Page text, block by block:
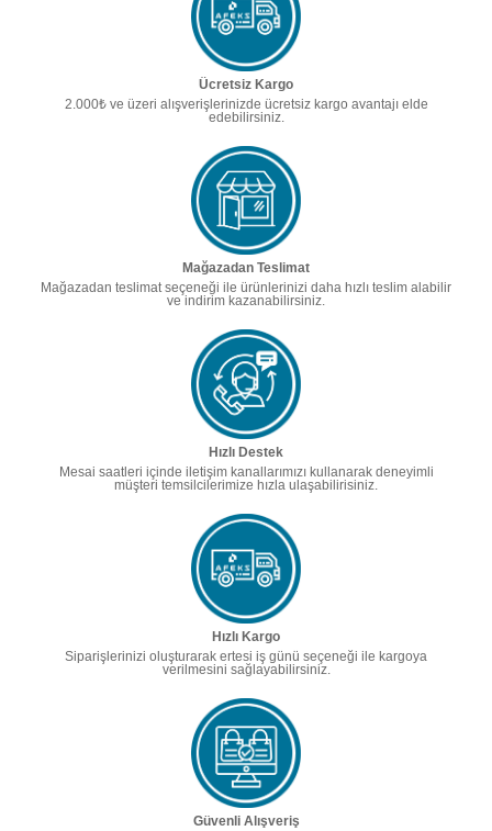
Ücretsiz Kargo
2.000₺ ve üzeri alışverişlerinizde ücretsiz kargo avantajı elde
edebilirsiniz.
Mağazadan Teslimat
Mağazadan teslimat seçeneği ile ürünlerinizi daha hızlı teslim alabilir
ve indirim kazanabilirsiniz.
Hızlı Destek
Mesai saatleri içinde iletişim kanallarımızı kullanarak deneyimli
müşteri temsilcilerimize hızla ulaşabilirisiniz.
Hızlı Kargo
Siparişlerinizi oluşturarak ertesi iş günü seçeneği ile kargoya
verilmesini sağlayabilirsiniz.
Güvenli Alışveriş